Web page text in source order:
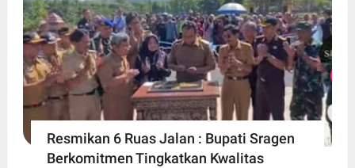
Resmikan 6 Ruas Jalan : Bupati Sragen
Berkomitmen Tingkatkan Kwalitas